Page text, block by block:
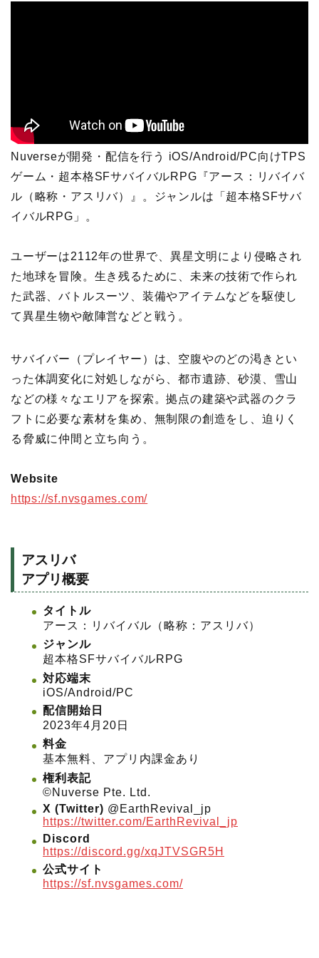
Nuverseが開発・配信を行う iOS/Android/PC向けTPS
ゲーム・超本格SFサバイバルRPG『アース：リバイバ
ル（略称・アスリバ）』。ジャンルは「超本格SFサバ
イバルRPG」。
ユーザーは2112年の世界で、異星文明により侵略され
た地球を冒険。生き残るために、未来の技術で作られ
た武器、バトルスーツ、装備やアイテムなどを駆使し
て異星生物や敵陣営などと戦う。
サバイバー（プレイヤー）は、空腹やのどの渇きとい
った体調変化に対処しながら、都市遺跡、砂漠、雪山
などの様々なエリアを探索。拠点の建築や武器のクラ
フトに必要な素材を集め、無制限の創造をし、迫りく
る脅威に仲間と立ち向う。
Website
https://sf.nvsgames.com/
アスリバ
アプリ概要
タイトル
アース：リバイバル（略称：アスリバ）
ジャンル
超本格SFサバイバルRPG
対応端末
iOS/Android/PC
配信開始日
2023年4月20日
料金
基本無料、アプリ内課金あり
権利表記
©Nuverse Pte. Ltd.
X (Twitter) @EarthRevival_jp
https://twitter.com/EarthRevival_jp
Discord
https://discord.gg/xqJTVSGR5H
公式サイト
https://sf.nvsgames.com/